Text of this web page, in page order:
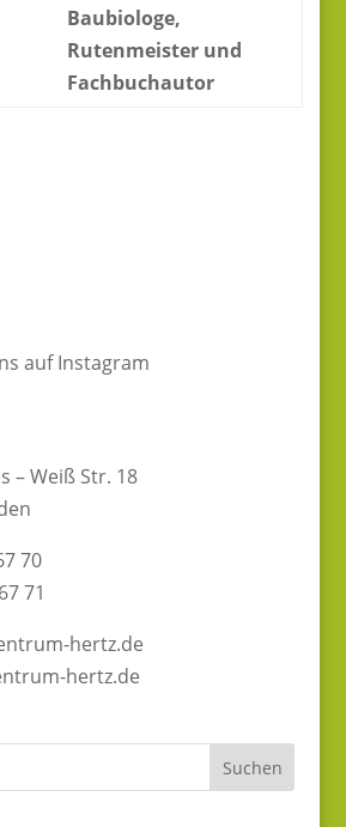
Baubiologe,
Rutenmeister und
Fachbuchautor
auf Instagram
– Weiß Str. 18
70
71
hertz.de
hertz.de